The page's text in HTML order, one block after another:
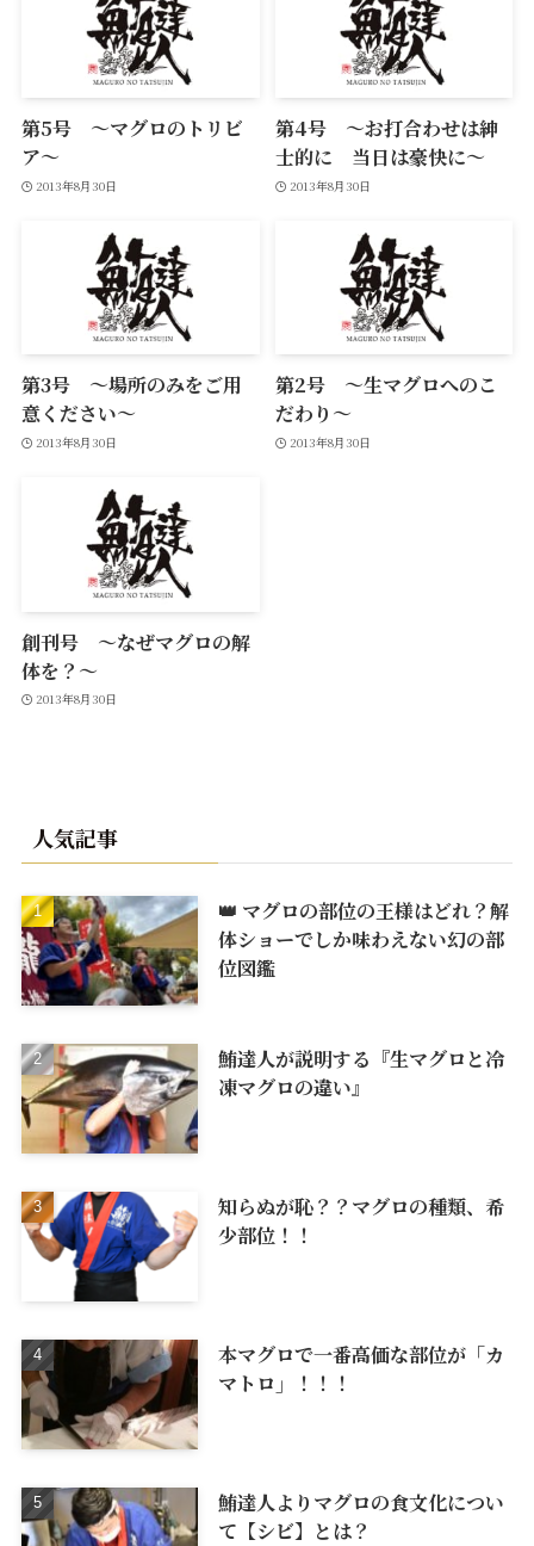
第5号 ～マグロのトリビ
ア～
2013年8月30日
第4号 ～お打合わせは紳
士的に 当日は豪快に～
2013年8月30日
第3号 ～場所のみをご用
意ください～
2013年8月30日
第2号 ～生マグロへのこ
だわり～
2013年8月30日
創刊号 ～なぜマグロの解
体を？～
2013年8月30日
人気記事
👑 マグロの部位の王様はどれ？解
体ショーでしか味わえない幻の部
位図鑑
鮪達人が説明する『生マグロと冷
凍マグロの違い』
知らぬが恥？？マグロの種類、希
少部位！！
本マグロで一番高価な部位が「カ
マトロ」！！！
鮪達人よりマグロの食文化につい
て【シビ】とは？